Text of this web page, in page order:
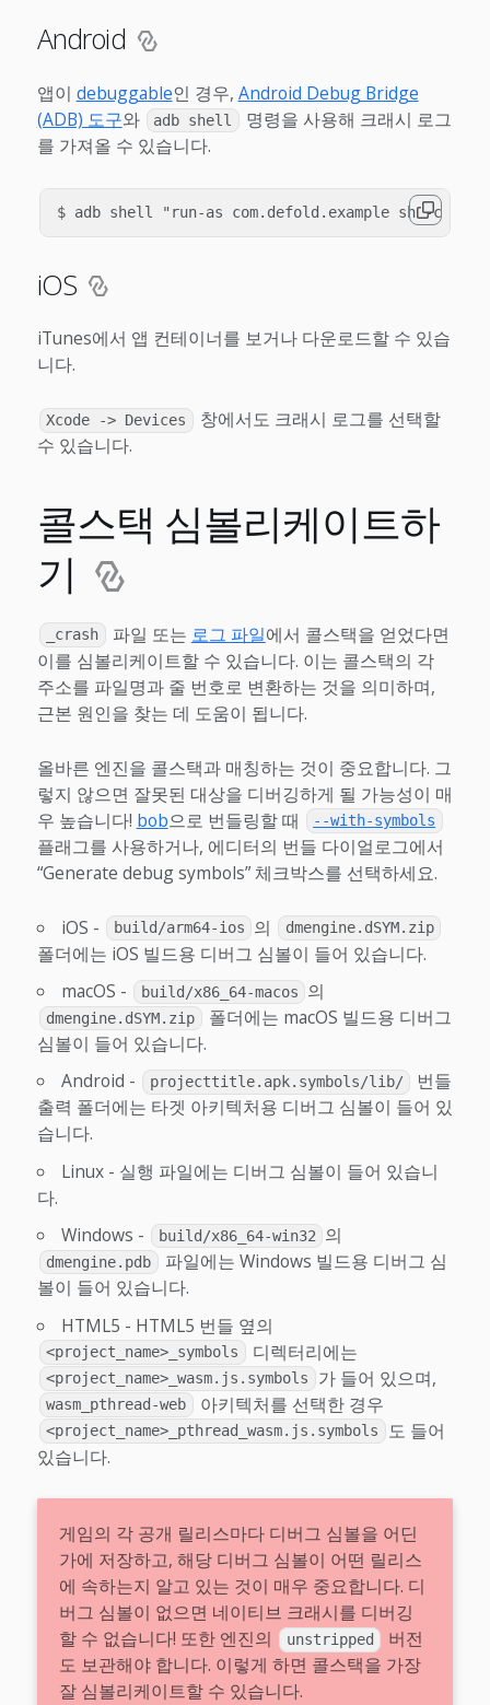
Android
앱이 debuggable인 경우, Android Debug Bridge
(ADB) 도구와 adb shell
명령을 사용해 크래시 로그
를 가져올 수 있습니다.
iOS
iTunes에서 앱 컨테이너를 보거나 다운로드할 수 있습
니다.
Xcode -> Devices
창에서도 크래시 로그를 선택할
수 있습니다.
콜스택 심볼리케이트하
기
_crash 파일 또는 로그 파일에서 콜스택을 얻었다면
이를 심볼리케이트할 수 있습니다. 이는 콜스택의 각
주소를 파일명과 줄 번호로 변환하는 것을 의미하며,
근본 원인을 찾는 데 도움이 됩니다.
올바른 엔진을 콜스택과 매칭하는 것이 중요합니다. 그
렇지 않으면 잘못된 대상을 디버깅하게 될 가능성이 매
우 높습니다! bob으로 번들링할 때 --with-symbols
플래그를 사용하거나, 에디터의 번들 다이얼로그에서
“Generate debug symbols” 체크박스를 선택하세요.
iOS - build/arm64-ios 의 dmengine.dSYM.zip
폴더에는 iOS 빌드용 디버그 심볼이 들어 있습니다.
macOS -
build/x86_64-macos 의
dmengine.dSYM.zip
폴더에는 macOS 빌드용 디버그
심볼이 들어 있습니다.
Android -
projecttitle.apk.symbols/lib/
번들
출력 폴더에는 타겟 아키텍처용 디버그 심볼이 들어 있
습니다.
Linux - 실행 파일에는 디버그 심볼이 들어 있습니
다.
Windows -
build/x86_64-win32 의
dmengine.pdb
파일에는 Windows 빌드용 디버그 심
볼이 들어 있습니다.
HTML5 - HTML5 번들 옆의
<project_name>_symbols 디렉터리에는
<project_name>_wasm.js.symbols 가 들어 있으며,
wasm_pthread-web 아키텍처를 선택한 경우
<project_name>_pthread_wasm.js.symbols
도 들어
있습니다.
게임의 각 공개 릴리스마다 디버그 심볼을 어딘
가에 저장하고, 해당 디버그 심볼이 어떤 릴리스
에 속하는지 알고 있는 것이 매우 중요합니다. 디
버그 심볼이 없으면 네이티브 크래시를 디버깅
할 수 없습니다! 또한 엔진의
unstripped
버전
도 보관해야 합니다. 이렇게 하면 콜스택을 가장
잘 심볼리케이트할 수 있습니다.